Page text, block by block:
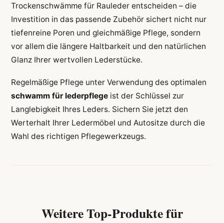
Trockenschwämme für Rauleder entscheiden – die
Investition in das passende Zubehör sichert nicht nur
tiefenreine Poren und gleichmäßige Pflege, sondern
vor allem die längere Haltbarkeit und den natürlichen
Glanz Ihrer wertvollen Lederstücke.
Regelmäßige Pflege unter Verwendung des optimalen
schwamm für lederpflegeist der Schlüssel zur
Langlebigkeit Ihres Leders. Sichern Sie jetzt den
Werterhalt Ihrer Ledermöbel und Autositze durch die
Wahl des richtigen Pflegewerkzeugs.
Weitere Top-Produkte für